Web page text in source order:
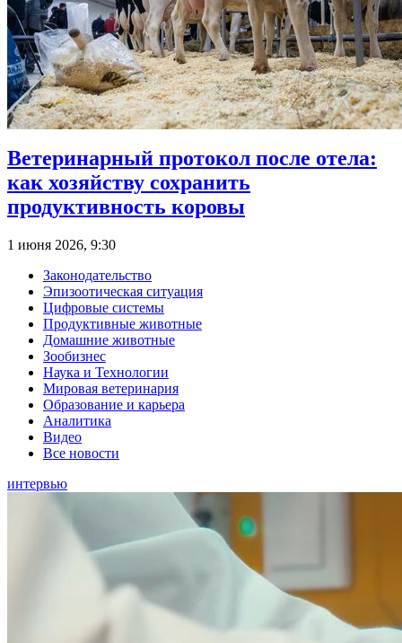
Ветеринарный протокол после отела:
как хозяйству сохранить
продуктивность коровы
1 июня 2026, 9:30
Законодательство
Эпизоотическая ситуация
Цифровые системы
Продуктивные животные
Домашние животные
Зообизнес
Наука и Технологии
Мировая ветеринария
Образование и карьера
Аналитика
Видео
Все новости
интервью